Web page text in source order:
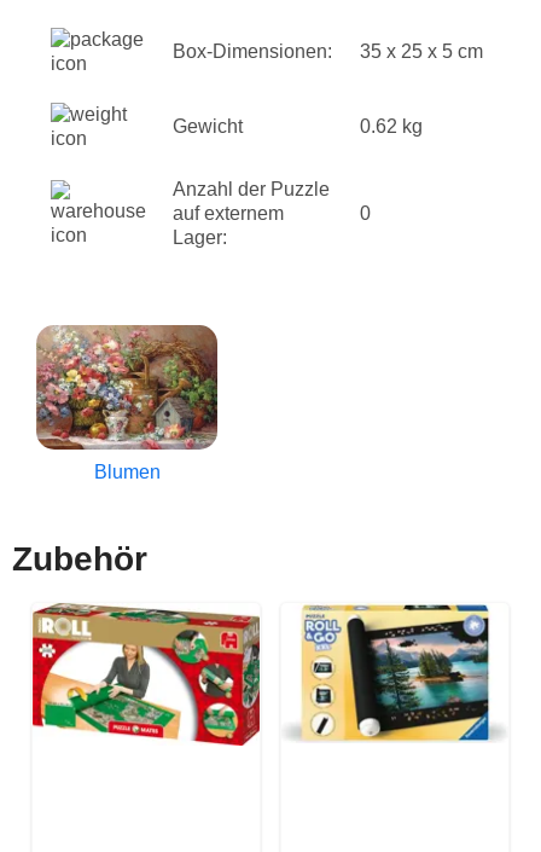
Box-Dimensionen: 35 x 25 x 5 cm
Gewicht 0.62 kg
Anzahl der Puzzle
auf externem
Lager:
0
Blumen
Zubehör